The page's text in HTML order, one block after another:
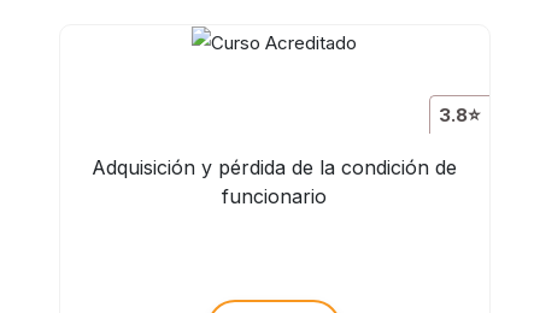
3.8⭐
Adquisición y pérdida de la condición de
funcionario